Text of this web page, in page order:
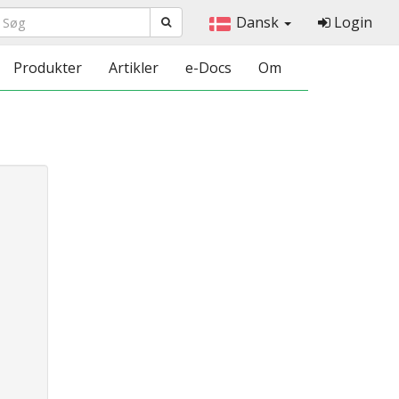
Dansk Login
Produkter Artikler e-Docs Om